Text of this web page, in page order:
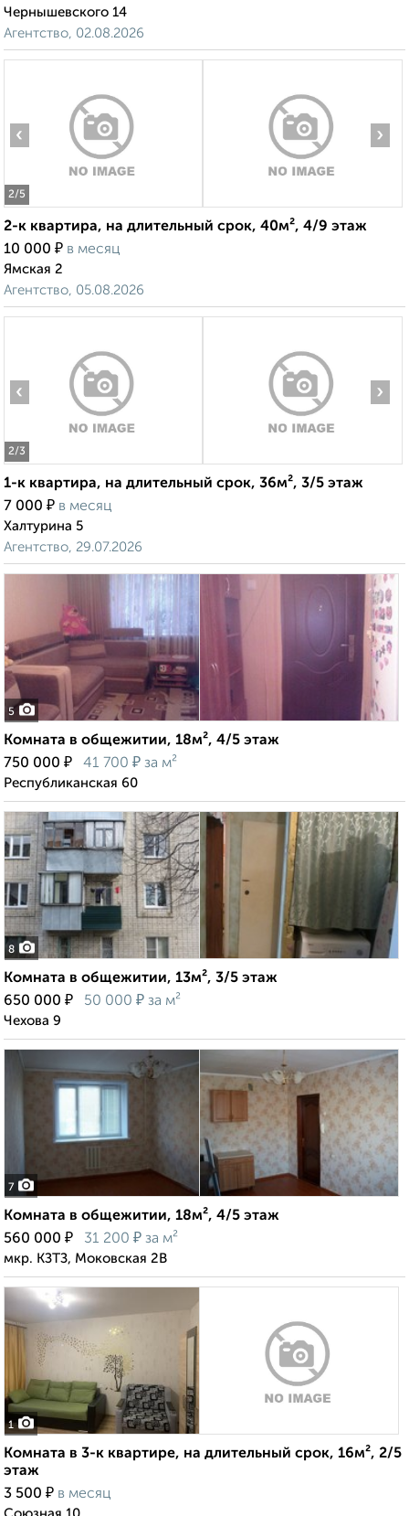
Чернышевского 14
Агентство, 02.08.2026
2/5
‹ ›
2-к квартира, на длительный срок, 40м², 4/9 этаж
10 000 ₽ в месяц
Ямская 2
Агентство, 05.08.2026
2/3
‹ ›
1-к квартира, на длительный срок, 36м², 3/5 этаж
7 000 ₽ в месяц
Халтурина 5
Агентство, 29.07.2026
5
Комната в общежитии, 18м², 4/5 этаж
750 000 ₽ 41 700 ₽ за м²
Республиканская 60
8
Комната в общежитии, 13м², 3/5 этаж
650 000 ₽ 50 000 ₽ за м²
Чехова 9
7
Комната в общежитии, 18м², 4/5 этаж
560 000 ₽ 31 200 ₽ за м²
мкр. КЗТЗ, Моковская 2В
1
Комната в 3-к квартире, на длительный срок, 16м², 2/5
этаж
3 500 ₽ в месяц